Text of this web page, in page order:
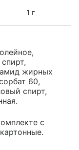
1 г
жирных
60,
спирт,
с